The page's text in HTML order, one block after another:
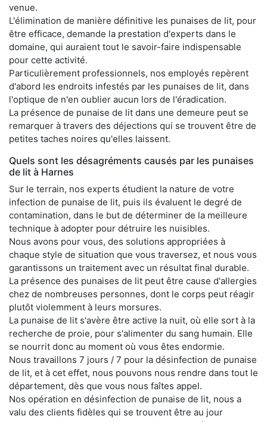
venue.
L'élimination de manière définitive les punaises de lit, pour
être efficace, demande la prestation d'experts dans le
domaine, qui auraient tout le savoir-faire indispensable
pour cette activité.
Particulièrement professionnels, nos employés repèrent
d'abord les endroits infestés par les punaises de lit, dans
l'optique de n'en oublier aucun lors de l'éradication.
La présence de punaise de lit dans une demeure peut se
remarquer à travers des déjections qui se trouvent être de
petites taches noires qu'elles laissent.
Quels sont les désagréments causés par les punaises
de lit à Harnes
Sur le terrain, nos experts étudient la nature de votre
infection de punaise de lit, puis ils évaluent le degré de
contamination, dans le but de déterminer de la meilleure
technique à adopter pour détruire les nuisibles.
Nous avons pour vous, des solutions appropriées à
chaque style de situation que vous traversez, et nous vous
garantissons un traitement avec un résultat final durable.
La présence des punaises de lit peut être cause d'allergies
chez de nombreuses personnes, dont le corps peut réagir
plutôt violemment à leurs morsures.
La punaise de lit s'avère être active la nuit, où elle sort à la
recherche de proie, pour s'alimenter du sang humain. Elle
se nourrit donc au moment où vous êtes endormie.
Nous travaillons 7 jours / 7 pour la désinfection de punaise
de lit, et à cet effet, nous pouvons nous rendre dans tout le
département, dès que vous nous faîtes appel.
Nos opération en désinfection de punaise de lit, nous a
valu des clients fidèles qui se trouvent être au jour